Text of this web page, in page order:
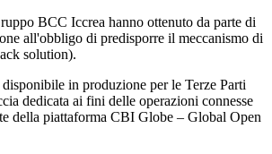
BCC Iccrea hanno ottenuto da parte di
all'obbligo di predisporre il meccanismo di
solution).
in produzione per le Terze Parti
dedicata ai fini delle operazioni connesse
della piattaforma CBI Globe – Global Open